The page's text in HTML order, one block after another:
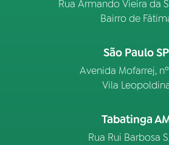
Rua Armando Vieira da
Bairro de
São Paulo SP
Avenida Mofarrej,
Vila
Tabatinga
Rua Rui Barbosa